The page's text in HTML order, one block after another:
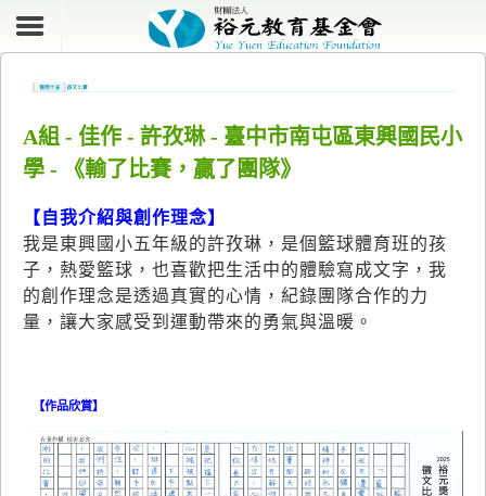
A組 - 佳作 - 許孜琳 - 臺中市南屯區東興國民小
學 - 《輸了比賽，贏了團隊》
【自我介紹與創作理念】
我是東興國小五年級的許孜琳，是個籃球體育班的孩
子，熱愛籃球，也喜歡把生活中的體驗寫成文字，我
的創作理念是透過真實的心情，紀錄團隊合作的力
量，讓大家感受到運動帶來的勇氣與溫暖。
【作品欣賞】